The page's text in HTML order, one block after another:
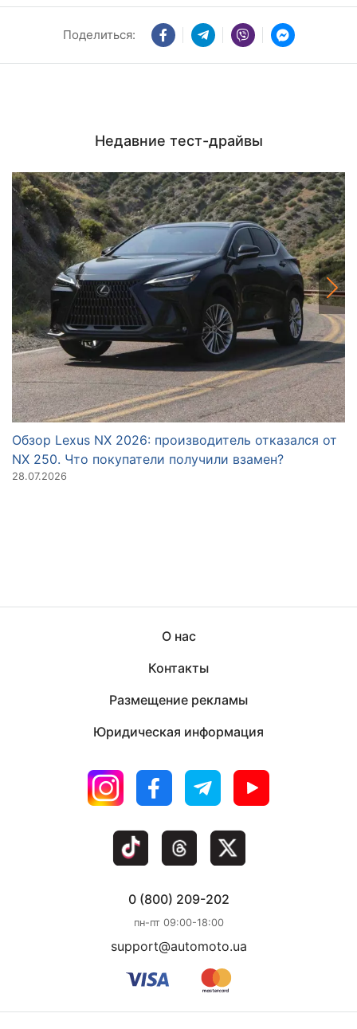
Поделиться:
Недавние тест-драйвы
Обзор Lexus NX 2026: производитель отказался от
NX 250. Что покупатели получили взамен?
28.07.2026
О нас
Контакты
Размещение рекламы
Юридическая информация
0 (800) 209-202
пн-пт 09:00-18:00
support@automoto.ua